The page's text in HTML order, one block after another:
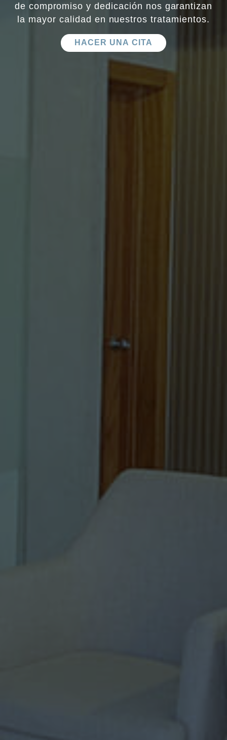
de compromiso y dedicación nos garantizan
la mayor calidad en nuestros tratamientos.
HACER UNA CITA